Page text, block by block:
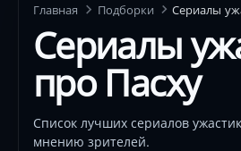
Главная Подборки
Сериалы
про Пасху
Список лучших сериалов
мнению зрителей.